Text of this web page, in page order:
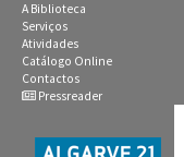
A Biblioteca
Serviços
Atividades
Catálogo Online
Contactos
Pressreader